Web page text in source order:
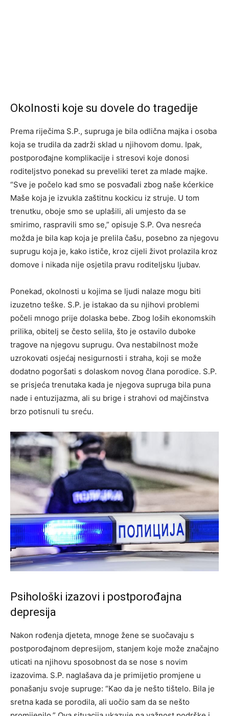
Okolnosti koje su dovele do tragedije
Prema riječima S.P., supruga je bila odlična majka i osoba
koja se trudila da zadrži sklad u njihovom domu. Ipak,
postporođajne komplikacije i stresovi koje donosi
roditeljstvo ponekad su preveliki teret za mlade majke.
“Sve je počelo kad smo se posvađali zbog naše kćerkice
Maše koja je izvukla zaštitnu kockicu iz struje. U tom
trenutku, oboje smo se uplašili, ali umjesto da se
smirimo, raspravili smo se,” opisuje S.P. Ova nesreća
možda je bila kap koja je prelila čašu, posebno za njegovu
suprugu koja je, kako ističe, kroz cijeli život prolazila kroz
domove i nikada nije osjetila pravu roditeljsku ljubav.
Ponekad, okolnosti u kojima se ljudi nalaze mogu biti
izuzetno teške. S.P. je istakao da su njihovi problemi
počeli mnogo prije dolaska bebe. Zbog loših ekonomskih
prilika, obitelj se često selila, što je ostavilo duboke
tragove na njegovu suprugu. Ova nestabilnost može
uzrokovati osjećaj nesigurnosti i straha, koji se može
dodatno pogoršati s dolaskom novog člana porodice. S.P.
se prisjeća trenutaka kada je njegova supruga bila puna
nade i entuzijazma, ali su brige i strahovi od majčinstva
brzo potisnuli tu sreću.
Psihološki izazovi i postporođajna
depresija
Nakon rođenja djeteta, mnoge žene se suočavaju s
postporođajnom depresijom, stanjem koje može značajno
uticati na njihovu sposobnost da se nose s novim
izazovima. S.P. naglašava da je primijetio promjene u
ponašanju svoje supruge: “Kao da je nešto tištelo. Bila je
sretna kada se porodila, ali uočio sam da se nešto